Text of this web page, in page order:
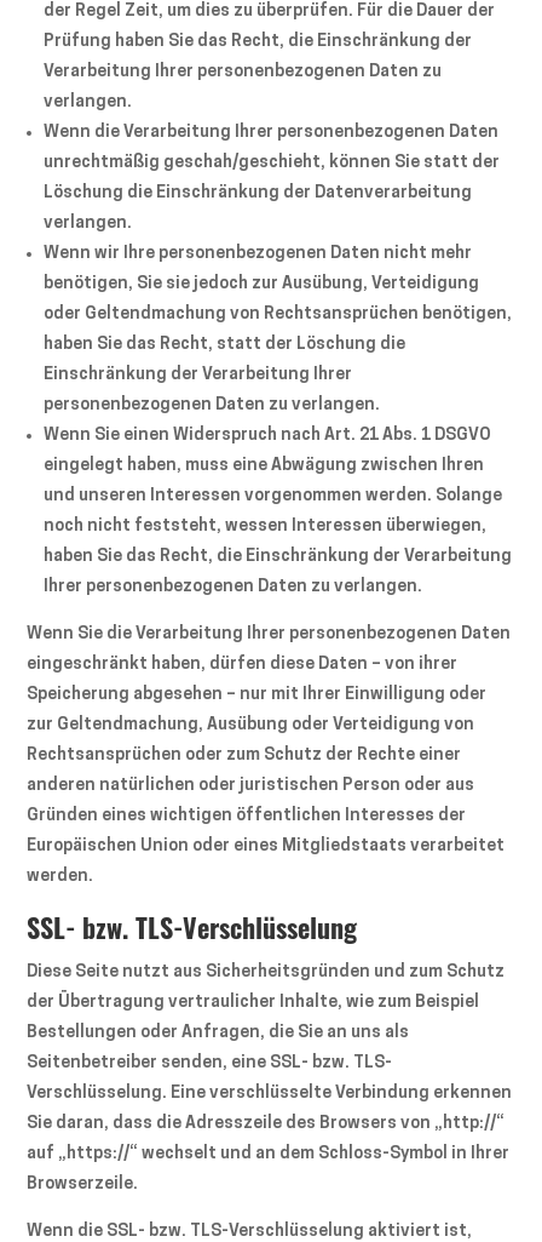
der Regel Zeit, um dies zu überprüfen. Für die Dauer der
Prüfung haben Sie das Recht, die Einschränkung der
Verarbeitung Ihrer personenbezogenen Daten zu
verlangen.
Wenn die Verarbeitung Ihrer personenbezogenen Daten
unrechtmäßig geschah/geschieht, können Sie statt der
Löschung die Einschränkung der Datenverarbeitung
verlangen.
Wenn wir Ihre personenbezogenen Daten nicht mehr
benötigen, Sie sie jedoch zur Ausübung, Verteidigung
oder Geltendmachung von Rechtsansprüchen benötigen,
haben Sie das Recht, statt der Löschung die
Einschränkung der Verarbeitung Ihrer
personenbezogenen Daten zu verlangen.
Wenn Sie einen Widerspruch nach Art. 21 Abs. 1 DSGVO
eingelegt haben, muss eine Abwägung zwischen Ihren
und unseren Interessen vorgenommen werden. Solange
noch nicht feststeht, wessen Interessen überwiegen,
haben Sie das Recht, die Einschränkung der Verarbeitung
Ihrer personenbezogenen Daten zu verlangen.
Wenn Sie die Verarbeitung Ihrer personenbezogenen Daten
eingeschränkt haben, dürfen diese Daten – von ihrer
Speicherung abgesehen – nur mit Ihrer Einwilligung oder
zur Geltendmachung, Ausübung oder Verteidigung von
Rechtsansprüchen oder zum Schutz der Rechte einer
anderen natürlichen oder juristischen Person oder aus
Gründen eines wichtigen öffentlichen Interesses der
Europäischen Union oder eines Mitgliedstaats verarbeitet
werden.
SSL- bzw. TLS-Verschlüsselung
Diese Seite nutzt aus Sicherheitsgründen und zum Schutz
der Übertragung vertraulicher Inhalte, wie zum Beispiel
Bestellungen oder Anfragen, die Sie an uns als
Seitenbetreiber senden, eine SSL- bzw. TLS-
Verschlüsselung. Eine verschlüsselte Verbindung erkennen
Sie daran, dass die Adresszeile des Browsers von „http://“
auf „https://“ wechselt und an dem Schloss-Symbol in Ihrer
Browserzeile.
Wenn die SSL- bzw. TLS-Verschlüsselung aktiviert ist,